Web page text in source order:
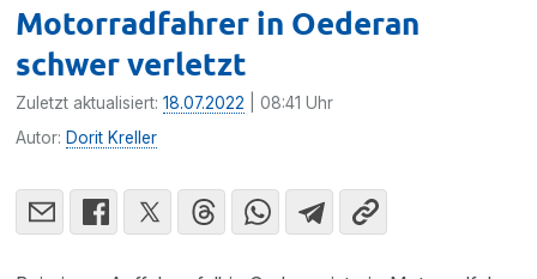
Motorradfahrer in Oederan
schwer verletzt
Zuletzt aktualisiert:18.07.2022 | 08:41 Uhr
Autor: Dorit Kreller